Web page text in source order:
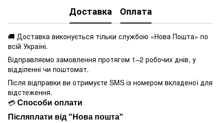
Доставка Оплата
🚚 Доставка виконується тільки службою «Нова Пошта» по
всій Україні.
Відправляємо замовлення протягом 1–2 робочих днів, у
відділенні чи поштомат.
Після відправки ви отримуєте SMS із номером вкладеної для
відстеження.
💳 Способи оплати
Післяплати від "Нова пошта"